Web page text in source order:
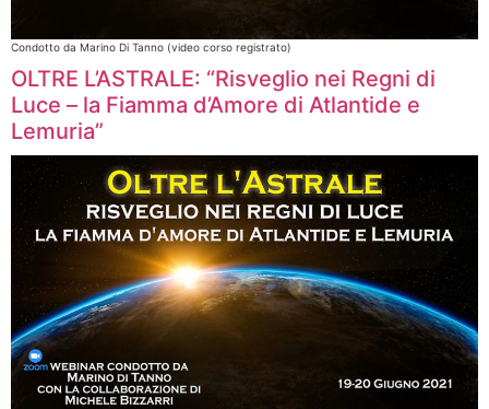
Condotto da Marino Di Tanno (video corso registrato)
OLTRE L’ASTRALE: “Risveglio nei Regni di
Luce – la Fiamma d’Amore di Atlantide e
Lemuria”